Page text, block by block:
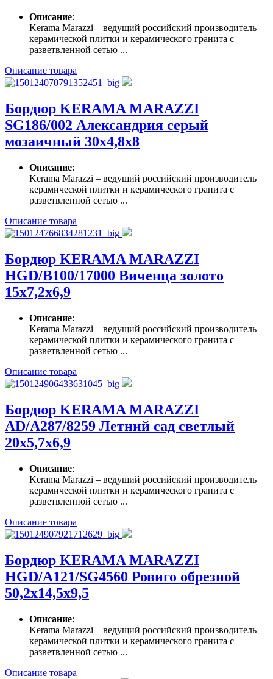
Описание:
Kerama Marazzi – ведущий российский производитель
керамической плитки и керамического гранита с
разветвленной сетью ...
Описание товара
Бордюр KERAMA MARAZZI
SG186/002 Александрия серый
мозаичный 30х4,8х8
Описание:
Kerama Marazzi – ведущий российский производитель
керамической плитки и керамического гранита с
разветвленной сетью ...
Описание товара
Бордюр KERAMA MARAZZI
HGD/B100/17000 Виченца золото
15х7,2х6,9
Описание:
Kerama Marazzi – ведущий российский производитель
керамической плитки и керамического гранита с
разветвленной сетью ...
Описание товара
Бордюр KERAMA MARAZZI
AD/A287/8259 Летний сад светлый
20х5,7х6,9
Описание:
Kerama Marazzi – ведущий российский производитель
керамической плитки и керамического гранита с
разветвленной сетью ...
Описание товара
Бордюр KERAMA MARAZZI
HGD/A121/SG4560 Ровиго обрезной
50,2х14,5х9,5
Описание:
Kerama Marazzi – ведущий российский производитель
керамической плитки и керамического гранита с
разветвленной сетью ...
Описание товара